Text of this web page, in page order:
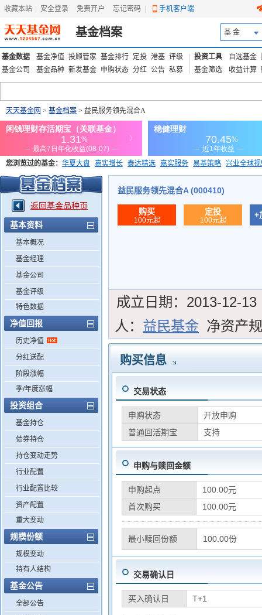
收藏本站 安全登录 免费开户 忘记密码 手机客户端
基金档案 基 金
基金数据 基金净值 投顾管家 基金排行 定投 港基 评级
基金公司
基金品种 新发基金 申购状态 分红 公告 私募
投资工具 自选基金
基金筛选
收益计算
天天基金网 > 基金档案 > 益民服务领先混合A
您浏览过的基金： 华夏大盘 嘉实增长 泰达精选 嘉实服务 易基策略 兴业全球
添富优势 华安宏利 上证180价值ETF
返回基金品种页
基本资料
基本概况
基金经理
基金公司
基金评级
特色数据
净值回报
历史净值
分红送配
阶段涨幅
季/年度涨幅
投资组合
基金持仓
债券持仓
持仓变动走势
行业配置
行业配置比较
资产配置
重大变动
规模份额
规模变动
持有人结构
基金公告
全部公告
益民服务领先混合A (000410)
购买
100元起
定投
100元起
+
成立日期： 2013-12-13
人： 益民基金 净资产
购买信息
交易状态
申购状态
开放申购
普通回活期宝
支持
申购与赎回金额
申购起点
100.00元
首次购买
100.00元
最小赎回份额 100.00份
交易确认日
买入确认日 T+1